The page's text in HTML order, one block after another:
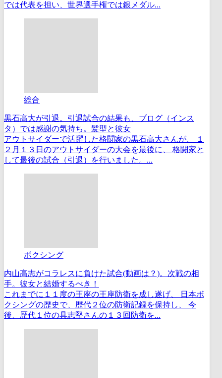
では代表を担い、世界選手権では銀メダル...
総合
黒石高大が引退。引退試合の結果も、ブログ（インス
タ）では感謝の気持ち。髪型と彼女
アウトサイダーで活躍した格闘家の黒石高大さんが、 １
２月１３日のアウトサイダーの大会を最後に、 格闘家と
して最後の試合（引退）を行いました。...
ボクシング
内山高志がコラレスに負けた試合(動画は？)。次戦の相
手。彼女と結婚するべき！
これまでに１１度の王座の王座防衛を成し遂げ、 日本ボ
クシングの歴史で、歴代２位の防衛記録を保持し、 今
後、歴代１位の具志堅さんの１３回防衛を...